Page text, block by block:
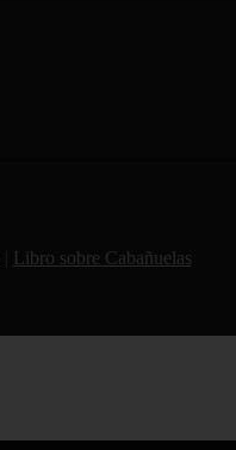
Libro sobre Cabañuelas